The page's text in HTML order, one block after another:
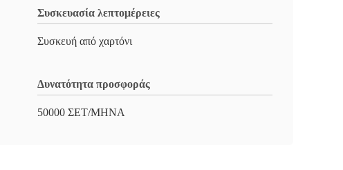
Συσκευασία λεπτομέρειες
Συσκευή από χαρτόνι
Δυνατότητα προσφοράς
50000 ΣΕΤ/ΜΗΝΑ